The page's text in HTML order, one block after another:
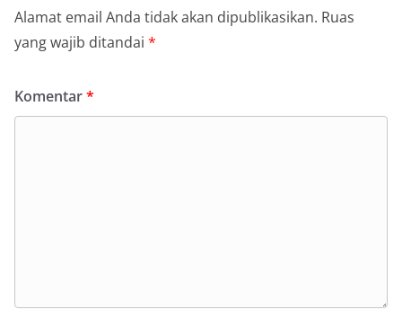
Alamat email Anda tidak akan dipublikasikan. Ruas
yang wajib ditandai *
Komentar*